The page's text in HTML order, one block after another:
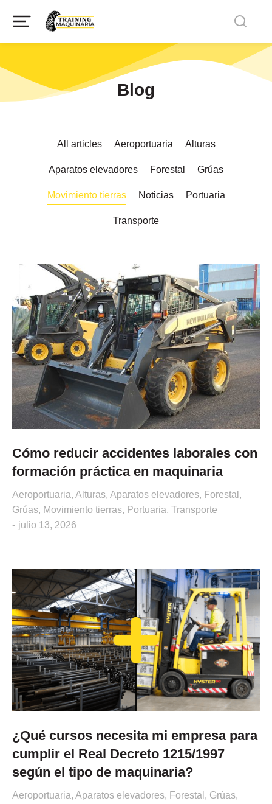
Blog
All articles Aeroportuaria Alturas
Aparatos elevadores Forestal Grúas
Movimiento tierras Noticias Portuaria
Transporte
Cómo reducir accidentes laborales con
formación práctica en maquinaria
Aeroportuaria, Alturas, Aparatos elevadores, Forestal ,
Grúas, Movimiento tierras, Portuaria, Transporte
julio 13, 2026
¿Qué cursos necesita mi empresa para
cumplir el Real Decreto 1215/1997
según el tipo de maquinaria?
Aeroportuaria, Aparatos elevadores, Forestal , Grúas,